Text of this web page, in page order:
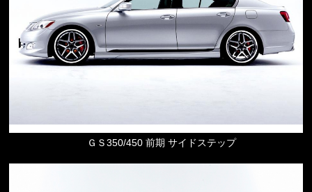
ＧＳ350/450 前期 サイドステップ